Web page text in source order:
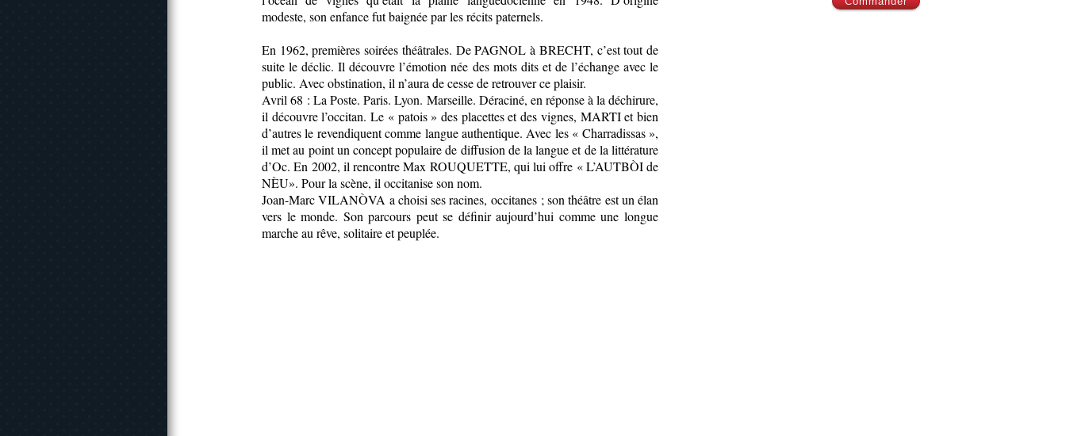
modeste, son enfance fut baignée par les récits paternels.
En 1962, premières soirées théâtrales. De PAGNOL à BRECHT, c’est tout de
suite le déclic. Il découvre l’émotion née des mots dits et de l’échange avec le
public. Avec obstination, il n’aura de cesse de retrouver ce plaisir.
Avril 68 : La Poste. Paris. Lyon. Marseille. Déraciné, en réponse à la déchirure,
il découvre l’occitan. Le « patois » des placettes et des vignes, MARTI et bien
d’autres le revendiquent comme langue authentique. Avec les « Charradissas »,
il met au point un concept populaire de diffusion de la langue et de la littérature
d’Oc. En 2002, il rencontre Max ROUQUETTE, qui lui offre « L’AUTBÒI de
NÈU». Pour la scène, il occitanise son nom.
Joan-Marc VILANÒVA a choisi ses racines, occitanes ; son théâtre est un élan
vers le monde. Son parcours peut se définir aujourd’hui comme une longue
marche au rêve, solitaire et peuplée.